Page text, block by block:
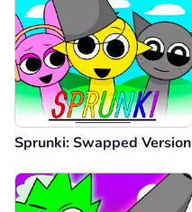
Sprunki: Swapped Version